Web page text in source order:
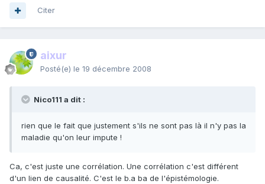
Citer
aixur
Posté(e) le 19 décembre 2008
Nico111 a dit :
rien que le fait que justement s'ils ne sont pas là il n'y pas la
maladie qu'on leur impute !
Ca, c'est juste une corrélation. Une corrélation c'est différent
d'un lien de causalité. C'est le b.a ba de l'épistémologie.